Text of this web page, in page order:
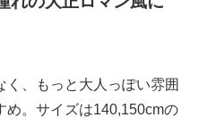
、もっと大人っぽい雰囲
め。サイズは140,150cmの